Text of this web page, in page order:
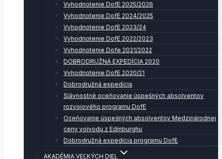
Vyhodnotenie DofE 2025/2026
Vyhodnotenie DofE 2024/2025
Vyhodnotenie DofE 2023/24
Vyhodnotenie DofE 2022/2023
Vyhodnotenie Dofe 2021/2022
DOBRODRUŽNÁ EXPEDÍCIA 2020
Vyhodnotenie DofE 2020/21
Dobrodružná expedícia
Slávnostné oceňovanie úspešných absolventov
rozvojového programu DofE
Oceňovanie úspešných absolventov Medzinárodnej
ceny vojvodu z Edinburghu
Dobrodružná expedícia programu DofE
AKADÉMIA VEĽKÝCH DIEL